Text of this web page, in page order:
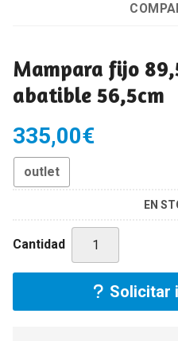
Mampara fijo
abatible 56,5cm
335,00€
outlet
EN
Cantidad
Solicitar